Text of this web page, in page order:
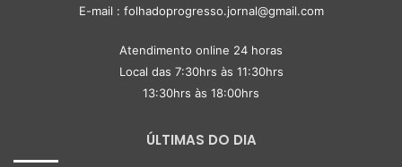
E-mail : folhadoprogresso.jornal@gmail.com
Atendimento online 24 horas
Local das 7:30hrs às 11:30hrs
13:30hrs às 18:00hrs
ÚLTIMAS DO DIA